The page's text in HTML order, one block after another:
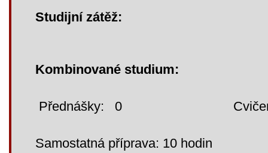
Studijní zátěž:
Kombinované studium:
Přednášky: 0 Cvičení:
Samostatná příprava: 10 hodin